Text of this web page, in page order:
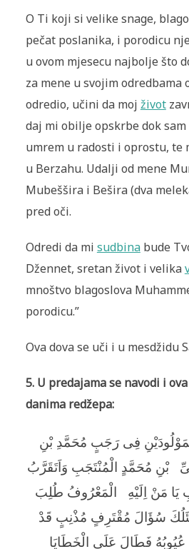
O Ti koji si velike snage,
pečat poslanika, i porodicu
u ovom mjesecu najbolje što
za mene u svojim odredbama
odredio, učini da moj život
daj mi obilje opskrbe dok
umrem u radosti i oprostu, te
u Berzahu. Udalji od mene
Mubeššira i Bešira (dva
pred oči.
Odredi da mi sudbinabude
Džennet, sretan život i velika
mnoštvo blagoslova
porodicu.”
Ova dova se uči i u mesdžidu
5. U predajama se navodi i
danima redžepa:
فِى رَجَبٍ مُحَمَّدِ بْنِ
بْنِ مُحَمَّدٍ الْمُنْتَجَبِ وَاَتَقَرَّبُ
يَا مَنْ اِلَيْهِ
الْمَعْرُوفُ طُلِبَ
سُؤَالَ مُقْتَرِفٍ مُذْنِبٍ قَدْ
عُيُوبُهُ فَطَالَ عَلَى الْخَطَايَا